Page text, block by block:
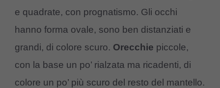
e quadrate, con prognatismo. Gli occhi
hanno forma ovale, sono ben distanziati e
grandi, di colore scuro. Orecchie piccole,
con la base un po’ rialzata ma ricadenti, di
colore un po’ più scuro del resto del mantello.